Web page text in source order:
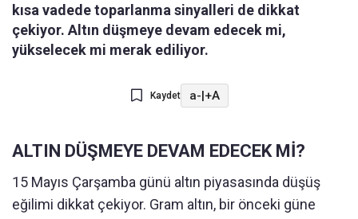
kısa vadede toparlanma sinyalleri de dikkat
çekiyor. Altın düşmeye devam edecek mi,
yükselecek mi merak ediliyor.
Kaydet a-|+A
ALTIN DÜŞMEYE DEVAM EDECEK Mİ?
15 Mayıs Çarşamba günü altın piyasasında düşüş
eğilimi dikkat çekiyor. Gram altın, bir önceki güne